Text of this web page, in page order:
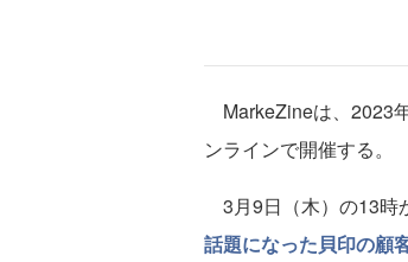
MarkeZineは、2023
ンラインで開催する。
3月9日（木）の13時
話題になった貝印の顧